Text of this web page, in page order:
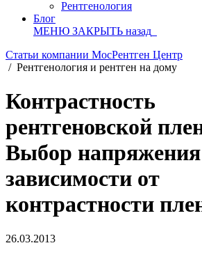
Рентгенология
Блог
МЕНЮ ЗАКРЫТЬ назад
Статьи компании МосРентген Центр
/ Рентгенология и рентген на дому
Контрастность
рентгеновской
Выбор
зависимости от
контрастности
26.03.2013